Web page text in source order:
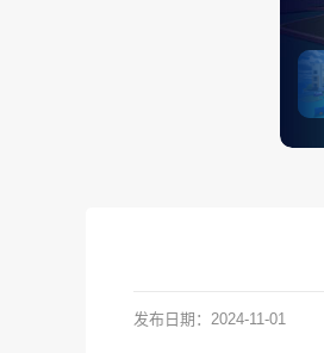
发布日期： 2024-11-01